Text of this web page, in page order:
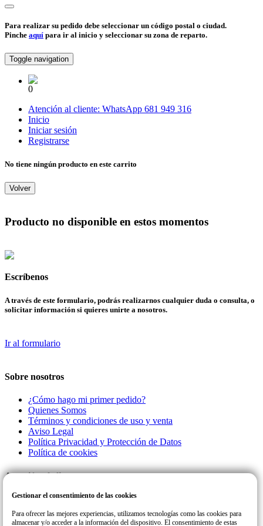
Para realizar su pedido debe seleccionar un código postal o ciudad.
Pinche aquí para ir al inicio y seleccionar su zona de reparto.
Toggle navigation
0
Atención al cliente: WhatsApp 681 949 316
Inicio
Iniciar sesión
Registrarse
No tiene ningún producto en este carrito
Volver
Producto no disponible en estos momentos
Escríbenos
A través de este formulario, podrás realizarnos cualquier duda o consulta, o
solicitar información si quieres unirte a nosotros.
Ir al formulario
Sobre nosotros
¿Cómo hago mi primer pedido?
Quienes Somos
Términos y condiciones de uso y venta
Aviso Legal
Política Privacidad y Protección de Datos
Política de cookies
Atención al cliente
Llamanos a este número de teléfono para cualquier consulta o incidencia
Gestionar el consentimiento de las cookies
Para ofrecer las mejores experiencias, utilizamos tecnologías como las cookies para
almacenar y/o acceder a la información del dispositivo. El consentimiento de estas